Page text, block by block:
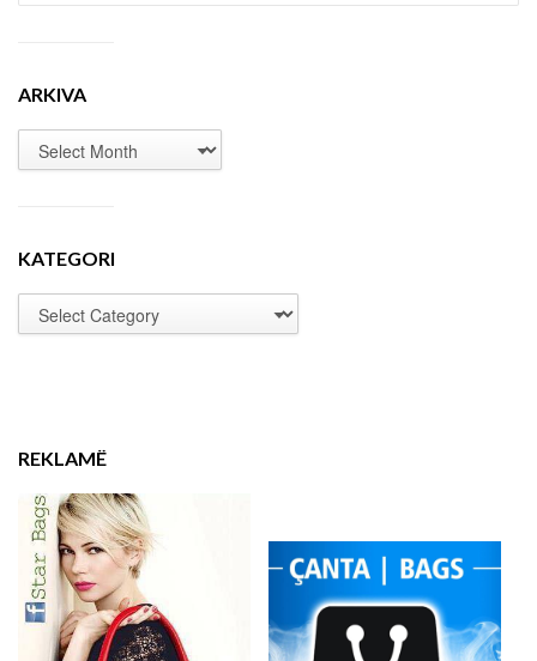
ARKIVA
KATEGORI
REKLAMË